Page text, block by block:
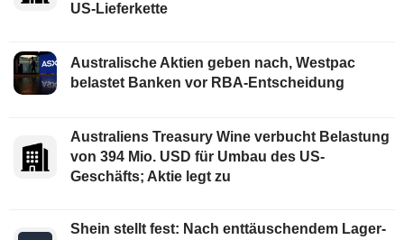
US-Lieferkette
Australische Aktien geben nach, Westpac
belastet Banken vor RBA-Entscheidung
Australiens Treasury Wine verbucht Belastung
von 394 Mio. USD für Umbau des US-
Geschäfts; Aktie legt zu
Shein stellt fest: Nach enttäuschendem Lager-